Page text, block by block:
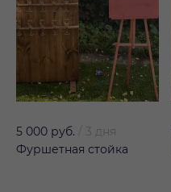
5 000 руб.
3 дня
Фуршетная стойка